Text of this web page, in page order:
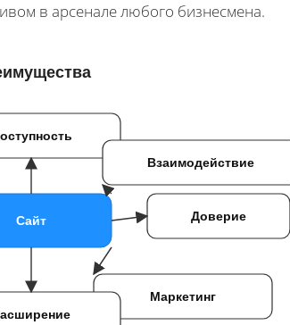
в арсенале любого бизнесмена.
Взаимодействие
Доверие
Маркетинг
Сайт